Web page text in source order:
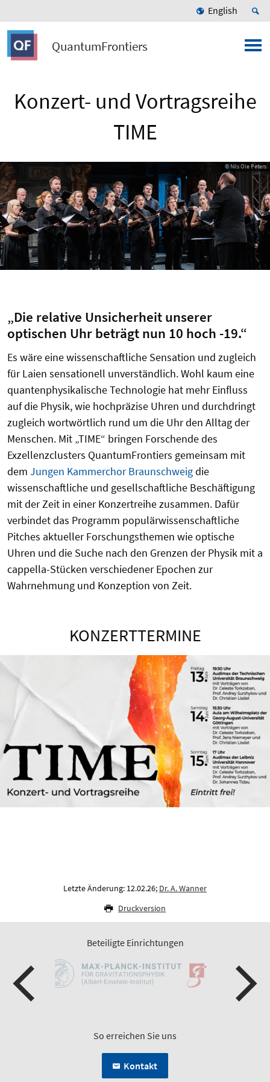
English
QuantumFrontiers
Konzert- und Vortragsreihe
TIME
© Nils Ole Peters
„Die relative Unsicherheit unserer
optischen Uhr beträgt nun 10 hoch -19.“
Es wäre eine wissenschaftliche Sensation und zugleich
für Laien sensationell unverständlich. Wohl kaum eine
quantenphysikalische Technologie hat mehr Einfluss
auf die Physik, wie hochpräzise Uhren und durchdringt
zugleich wortwörtlich rund um die Uhr den Alltag der
Menschen. Mit „TIME“ bringen Forschende des
Exzellenzclusters QuantumFrontiers gemeinsam mit
dem Jungen Kammerchor Braunschweigdie
wissenschaftliche und gesellschaftliche Beschäftigung
mit der Zeit in einer Konzertreihe zusammen. Dafür
verbindet das Programm populärwissenschaftliche
Pitches aktueller Forschungsthemen wie optische
Uhren und die Suche nach den Grenzen der Physik mit a
cappella-Stücken verschiedener Epochen zur
Wahrnehmung und Konzeption von Zeit.
KONZERTTERMINE
Letzte Änderung: 12.02.26; Dr. A. Wanner
Druckversion
Beteiligte Einrichtungen
So erreichen Sie uns
Kontakt